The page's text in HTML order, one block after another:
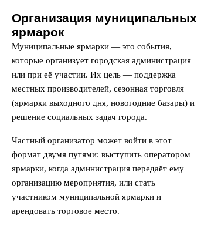
Организация муниципальных
ярмарок
Муниципальные ярмарки — это события,
которые организует городская администрация
или при её участии. Их цель — поддержка
местных производителей, сезонная торговля
(ярмарки выходного дня, новогодние базары) и
решение социальных задач города.
Частный организатор может войти в этот
формат двумя путями: выступить оператором
ярмарки, когда администрация передаёт ему
организацию мероприятия, или стать
участником муниципальной ярмарки и
арендовать торговое место.